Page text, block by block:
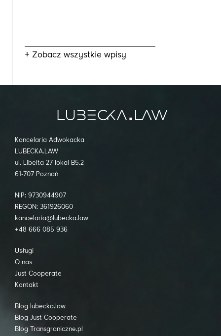
+ Zobacz wszystkie wpisy
Kancelaria Adwokacka
LUBECKA.LAW
ul. Libelta 27 lokal B5.2
61-707 Poznań
NIP: 9730944907
REGON: 361926060
kancelaria@lubecka.law
+48 666 085 936
Usługi
O nas
Just Cooperate
Kontakt
Blog lubecka.law
Blog Just Cooperate
Blog Transgraniczne.pl